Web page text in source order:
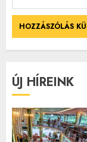
ÚJ HÍREINK